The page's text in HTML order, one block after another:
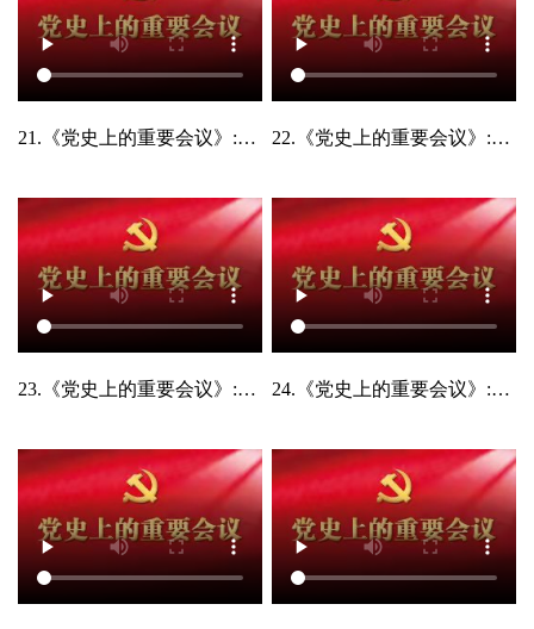
21.《党史上的重要会议》:中国共产党第十七次全国代表大会 22.《党史上的重要会议》:中国共产党第十八次全国代表大会
23.《党史上的重要会议》:中共十八届三中全会 24.《党史上的重要会议》:中共十八届六中全会